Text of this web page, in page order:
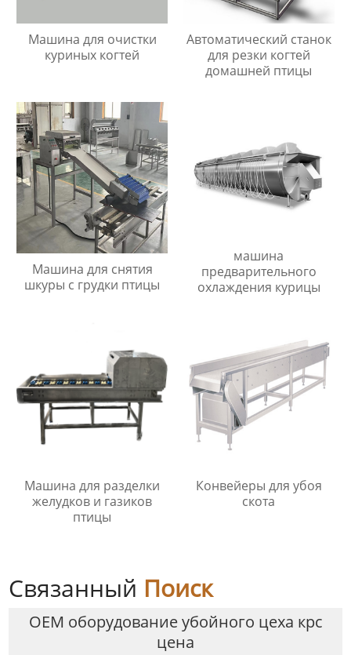
Машина для очистки
куриных когтей
Автоматический станок
для резки когтей
домашней птицы
Машина для снятия
шкуры с грудки птицы
машина
предварительного
охлаждения курицы
Машина для разделки
желудков и газиков
птицы
Конвейеры для убоя
скота
Связанный Поиск
OEM оборудование убойного цеха крс
цена